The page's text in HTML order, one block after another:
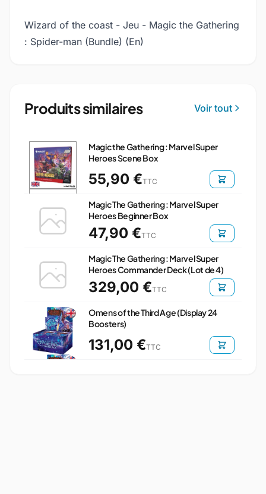
Wizard of the coast - Jeu - Magic the Gathering
: Spider-man (Bundle) (En)
Produits similaires Voir tout
Magic the Gathering : Marvel Super
Heroes Scene Box
55,90 €TTC
Magic The Gathering : Marvel Super
Heroes Beginner Box
47,90 €TTC
Magic The Gathering : Marvel Super
Heroes Commander Deck (Lot de 4)
329,00 €TTC
Omens of the Third Age (Display 24
Boosters)
131,00 €TTC